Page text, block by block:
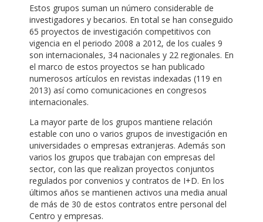
Estos grupos suman un número considerable de
investigadores y becarios. En total se han conseguido
65 proyectos de investigación competitivos con
vigencia en el periodo 2008 a 2012, de los cuales 9
son internacionales, 34 nacionales y 22 regionales. En
el marco de estos proyectos se han publicado
numerosos artículos en revistas indexadas (119 en
2013) así como comunicaciones en congresos
internacionales.
La mayor parte de los grupos mantiene relación
estable con uno o varios grupos de investigación en
universidades o empresas extranjeras. Además son
varios los grupos que trabajan con empresas del
sector, con las que realizan proyectos conjuntos
regulados por convenios y contratos de I+D. En los
últimos años se mantienen activos una media anual
de más de 30 de estos contratos entre personal del
Centro y empresas.